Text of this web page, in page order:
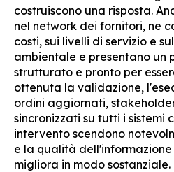
costruiscono una risposta.
nel network dei fornitori, ne
costi, sui livelli di servizio e
ambientale e presentano un
strutturato e pronto per
ottenuta la validazione,
ordini aggiornati,
sincronizzati su tutti i sistemi
intervento scendono
e la qualità dell'informazione
migliora in modo sostanziale.